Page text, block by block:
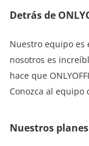
Detrás de
Nuestro equipo es
nosotros es
hace que
Conozca al equipo
Nuestros